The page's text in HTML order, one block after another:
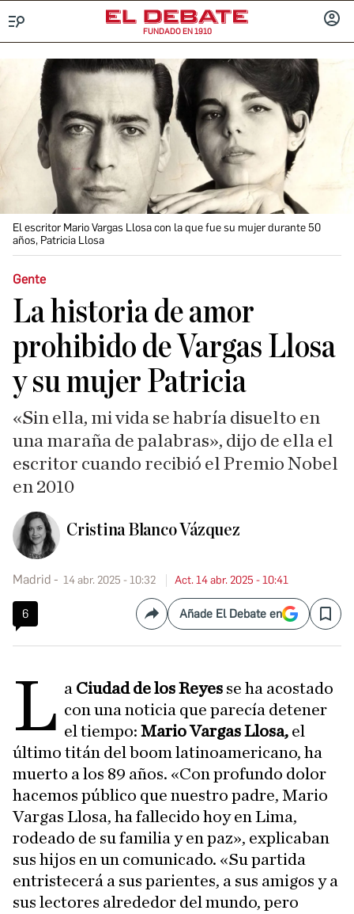
FUNDADO EN 1910
El escritor Mario Vargas Llosa con la que fue su mujer durante 50
años, Patricia Llosa
Gente
La historia de amor
prohibido de Vargas Llosa
y su mujer Patricia
«Sin ella, mi vida se habría disuelto en
una maraña de palabras», dijo de ella el
escritor cuando recibió el Premio Nobel
en 2010
Cristina Blanco Vázquez
Madrid 14 abr. 2025 - 10:32 Act. 14 abr. 2025 - 10:41
6 CompartirAñade El Debate en Save
L a Ciudad de los Reyes se ha acostado
con una noticia que parecía detener
el tiempo:Mario Vargas Llosa, el
último titán del boom latinoamericano, ha
muerto a los 89 años. «Con profundo dolor
hacemos público que nuestro padre, Mario
Vargas Llosa, ha fallecido hoy en Lima,
rodeado de su familia y en paz», explicaban
sus hijos en un comunicado. «Su partida
entristecerá a sus parientes, a sus amigos y a
sus lectores alrededor del mundo, pero